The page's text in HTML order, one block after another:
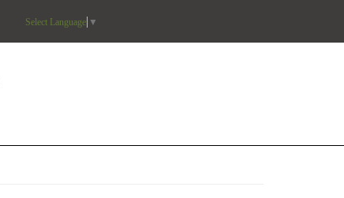
Select Language ▼